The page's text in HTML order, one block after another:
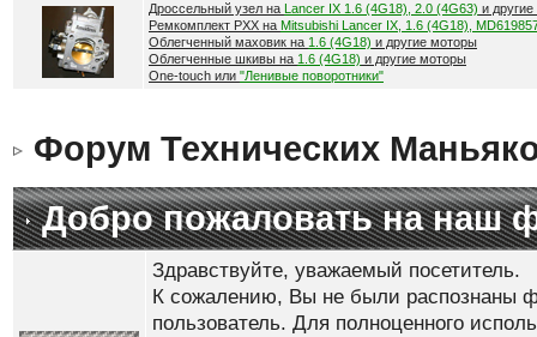
Дроссельный узел на Lancer IX 1.6 (4G18), 2.0 (4G63) и
Ремкомплект РХХ на Mitsubishi Lancer IX, 1.6 (4G18),
Облегченный маховик на 1.6 (4G18) и другие моторы
Облегченные шкивы на 1.6 (4G18) и другие моторы
One-touch или "Ленивые поворотники"
Форум Технических
Добро пожаловать на наш
Здравствуйте, уважаемый посетитель.
К сожалению, Вы не были распознаны
пользователь. Для полноценного